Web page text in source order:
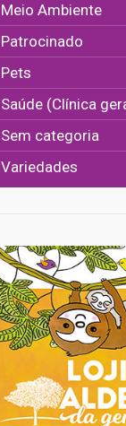
Meio Ambiente
Patrocinado
Pets
Saúde (Clínica
Sem categoria
Variedades